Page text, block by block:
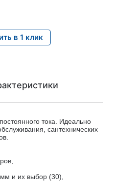
в 1 клик
постоянного тока. Идеально
сантехнических
и их выбор (30),